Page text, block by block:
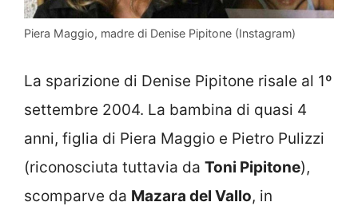
Piera Maggio, madre di Denise Pipitone (Instagram)
La sparizione di Denise Pipitone risale al 1º
settembre 2004. La bambina di quasi 4
anni, figlia di Piera Maggio e Pietro Pulizzi
(riconosciuta tuttavia da Toni Pipitone),
scomparve da Mazara del Vallo, in